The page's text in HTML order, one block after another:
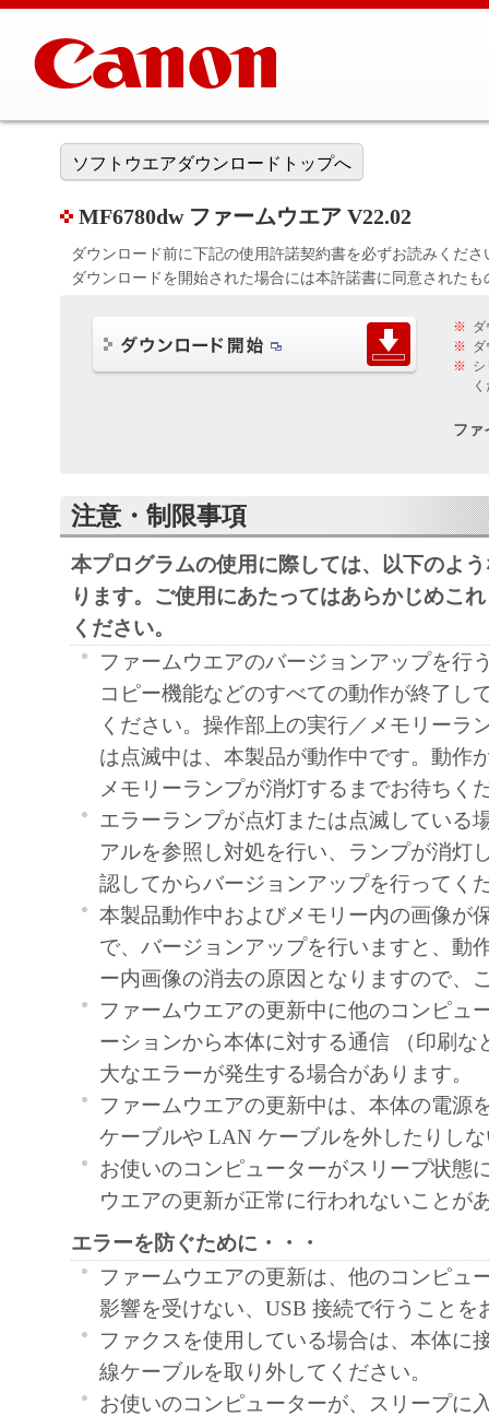
ソフトウエアダウンロードトップへ
MF6780dw ファームウエア V22.02
ダウンロード前に下記の使用許諾契約書を必ずお読みくださ
ダウンロードを開始された場合には本許諾書に同意された
※ ダ
※
※
ファ
注意・制限事項
本プログラムの使用に際しては、以下のよ
ります。ご使用にあたってはあらかじめこ
ください。
ファームウエアのバージョンアップを行
コピー機能などのすべての動作が終了し
ください。操作部上の実行／メモリーラ
は点滅中は、本製品が動作中です。動作
メモリーランプが消灯するまでお待ちく
エラーランプが点灯または点滅している
アルを参照し対処を行い、ランプが消灯
認してからバージョンアップを行ってく
本製品動作中およびメモリー内の画像が
で、バージョンアップを行いますと、動
ー内画像の消去の原因となりますので、
ファームウエアの更新中に他のコンピュ
ーションから本体に対する通信 （印刷な
大なエラーが発生する場合があります。
ファームウエアの更新中は、本体の電源
ケーブルや LAN ケーブルを外したりし
お使いのコンピューターがスリープ状態
ウエアの更新が正常に行われないことが
エラーを防ぐために・・・
ファームウエアの更新は、他のコンピュ
影響を受けない、USB 接続で行うことを
ファクスを使用している場合は、本体に
線ケーブルを取り外してください。
お使いのコンピューターが、スリープに